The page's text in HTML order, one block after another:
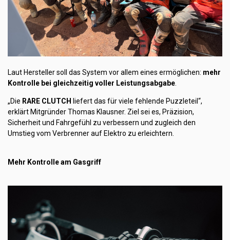
Laut Hersteller soll das System vor allem eines ermöglichen: mehr
Kontrolle bei gleichzeitig voller Leistungsabgabe.
„Die RARE CLUTCH liefert das für viele fehlende Puzzleteil“,
erklärt Mitgründer Thomas Klausner. Ziel sei es, Präzision,
Sicherheit und Fahrgefühl zu verbessern und zugleich den
Umstieg vom Verbrenner auf Elektro zu erleichtern.
Mehr Kontrolle am Gasgriff